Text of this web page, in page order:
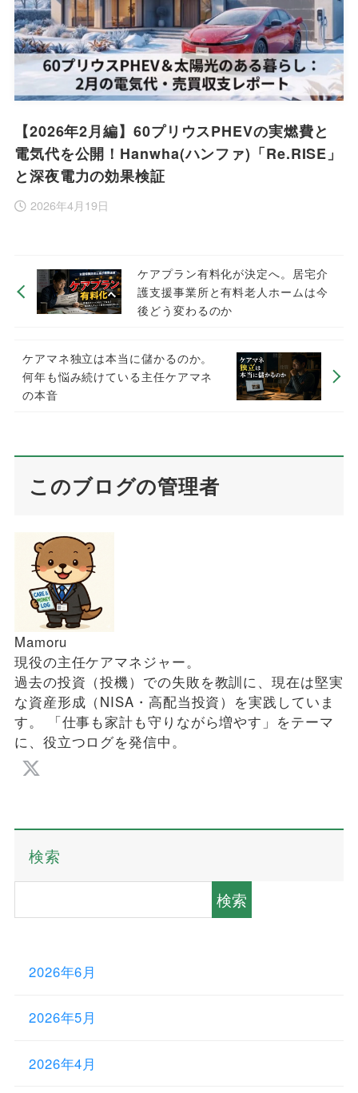
【2026年2月編】60プリウスPHEVの実燃費と
電気代を公開！Hanwha(ハンファ)「Re.RISE」
と深夜電力の効果検証
2026年4月19日
ケアプラン有料化が決定へ。居宅介
護支援事業所と有料老人ホームは今
後どう変わるのか
ケアマネ独立は本当に儲かるのか。
何年も悩み続けている主任ケアマネ
の本音
このブログの管理者
Mamoru
現役の主任ケアマネジャー。
過去の投資（投機）での失敗を教訓に、現在は堅実
な資産形成（NISA・高配当投資）を実践していま
す。 「仕事も家計も守りながら増やす」をテーマ
に、役立つログを発信中。
検索
検索
2026年6月
2026年5月
2026年4月